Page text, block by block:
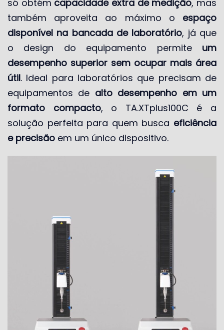
só obtém capacidade extra de medição, mas
também aproveita ao máximo o espaço
disponível na bancada de laboratório, já que
o design do equipamento permite um
desempenho superior sem ocupar mais área
útil. Ideal para laboratórios que precisam de
equipamentos de alto desempenho em um
formato compacto, o TA.XTplus100C é a
solução perfeita para quem busca eficiência
e precisão em um único dispositivo.